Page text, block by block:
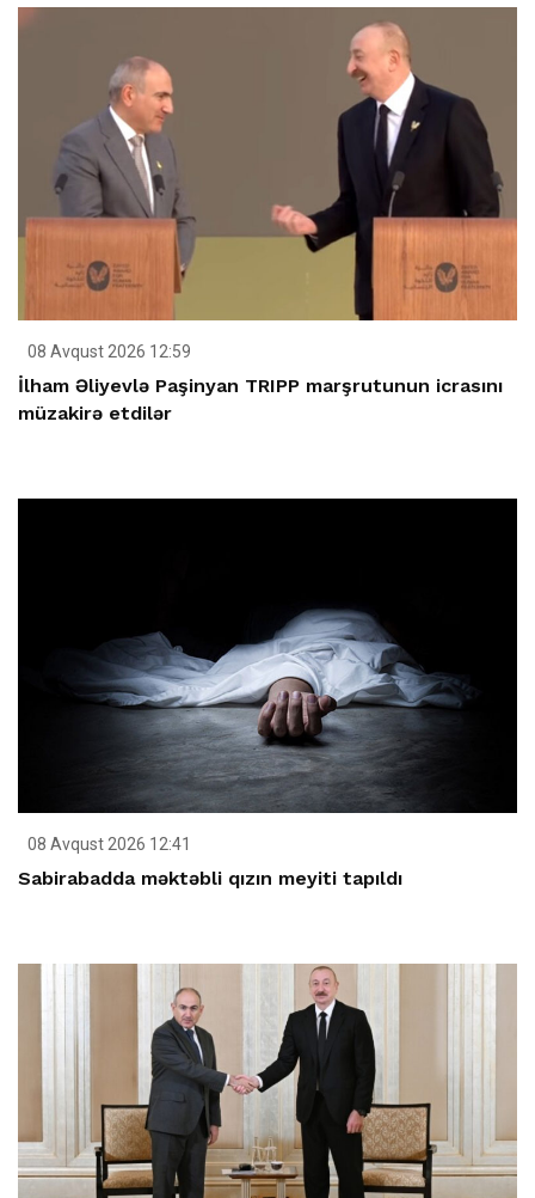
08 Avqust 2026 12:59
İlham Əliyevlə Paşinyan TRIPP marşrutunun icrasını
müzakirə etdilər
08 Avqust 2026 12:41
Sabirabadda məktəbli qızın meyiti tapıldı